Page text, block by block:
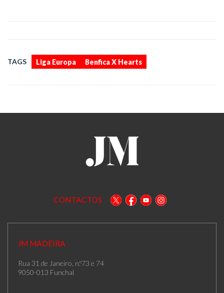
TAGS Liga Europa Benfica X Hearts
CONTACTOS
JM MADEIRA
Rua 31 de Janeiro, n.º73 e 74
9050-013 Funchal